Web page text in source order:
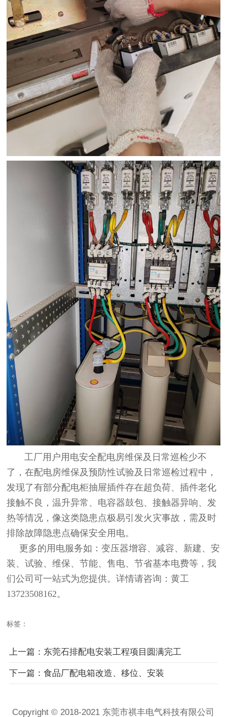
工厂用户用电安全配电房维保及日常巡检少不
了，在配电房维保及预防性试验及日常巡检过程中，
发现了有部分配电柜抽屉插件存在超负荷、插件老化
接触不良，温升异常、电容器鼓包、接触器异响、发
热等情况，像这类隐患点极易引发火灾事故，需及时
排除故障隐患点确保安全用电。
更多的用电服务如：变压器增容、减容、新建、安
装、试验、维保、节能、售电、节省基本电费等，我
们公司可一站式为您提供。详情请咨询：黄工
13723508162。
标签：
上一篇：东莞石排配电安装工程项目圆满完工
下一篇：食品厂配电箱改造、移位、安装
Copyright © 2018-2021 东莞市祺丰电气科技有限公司